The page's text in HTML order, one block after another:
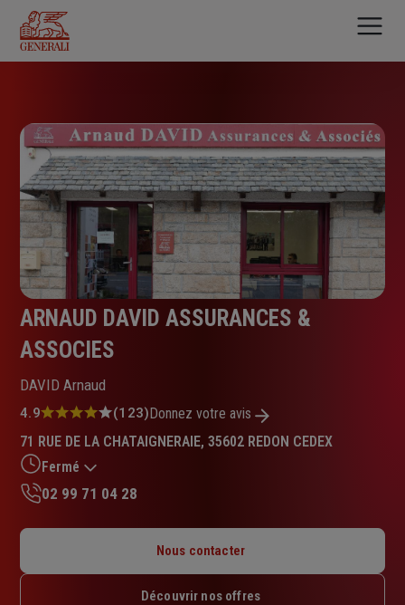
contenu
principal
ARNAUD DAVID ASSURANCES &
ASSOCIES
DAVID Arnaud
Note
4.9
sur
5
étoiles
4.9 (123)Donnez votre avis
71 RUE DE LA CHATAIGNERAIE, 35602 REDON CEDEX
Fermé
Mardi : 09h – 12h / 14h – 18h
Jeudi : 09h – 12h / 14h – 18h
02 99 71 04 28
Nous contacter
Découvrir nos offres